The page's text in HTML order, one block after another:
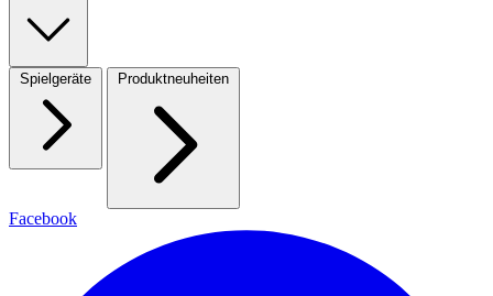
Spielgeräte Produktneuheiten
Facebook